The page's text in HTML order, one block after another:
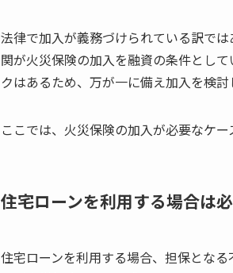
法律で加入が義務づけられている訳で
関が火災保険の加入を融資の条件とし
クはあるため、万が一に備え加入を検討
ここでは、火災保険の加入が必要なケー
住宅ローンを利用する場合は
住宅ローンを利用する場合、担保とな